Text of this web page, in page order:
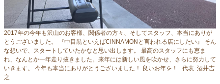
2017年の今年も沢山のお客様、関係者の方々、そしてスタッフ、本当にありが
とうございました。 『中目黒といえばCINNAMONと言われる店にしたい』 そん
な想いで、スタートしていたかなと思い出します。 最高のスタッフにも恵ま
れ、なんとか一年走り抜きました。来年には新しい風を吹かせ、さらに努力して
いきます。 今年も本当にありがとうございました！ 良いお年を！ 代表 酒井吉
之